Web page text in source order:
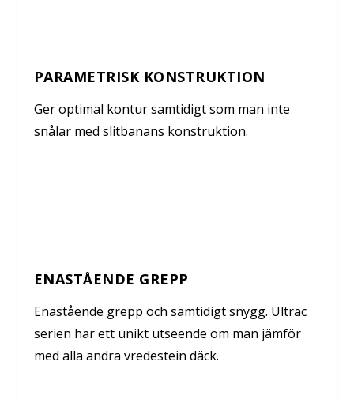
PARAMETRISK KONSTRUKTION
Ger optimal kontur samtidigt som man inte
snålar med slitbanans konstruktion.
ENASTÅENDE GREPP
Enastående grepp och samtidigt snygg. Ultrac
serien har ett unikt utseende om man jämför
med alla andra vredestein däck.